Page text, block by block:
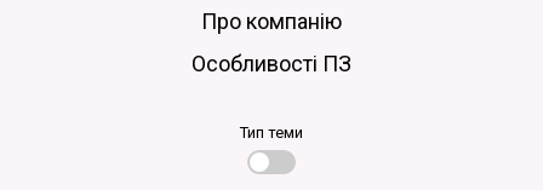
Про компанію
Особливості ПЗ
Тип теми